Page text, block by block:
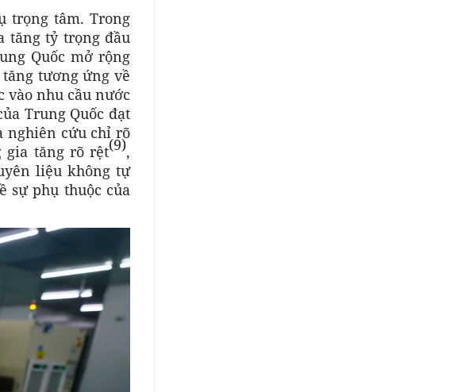
trọng tâm. Trong
tăng tỷ trọng đầu
Quốc mở rộng
tương ứng về
vào nhu cầu nước
Trung Quốc đạt
nghiên cứu chỉ rõ
gia tăng rõ rệt(9),
liệu không tự
sự phụ thuộc của